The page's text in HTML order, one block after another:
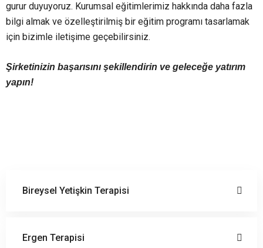
Bireysel Yetişkin Terapisi
Ergen Terapisi
gurur duyuyoruz. Kurumsal eğitimlerimiz hakkında daha fazla
bilgi almak ve özelleştirilmiş bir eğitim programı tasarlamak
için bizimle iletişime geçebilirsiniz.
Şirketinizin başarısını şekillendirin ve geleceğe yatırım
yapın!